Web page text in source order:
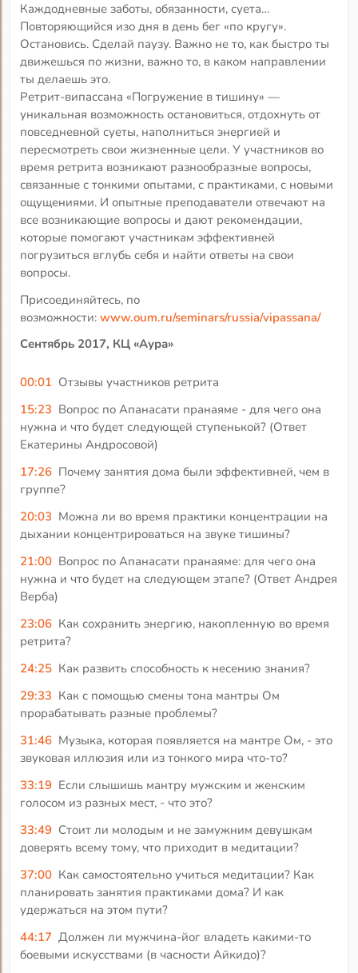
Каждодневные заботы, обязанности, суета…
Повторяющийся изо дня в день бег «по кругу».
Остановись. Сделай паузу. Важно не то, как быстро ты
движешься по жизни, важно то, в каком направлении
ты делаешь это.
Ретрит-випассана «Погружение в тишину» —
уникальная возможность остановиться, отдохнуть от
повседневной суеты, наполниться энергией и
пересмотреть свои жизненные цели. У участников во
время ретрита возникают разнообразные вопросы,
связанные с тонкими опытами, с практиками, с новыми
ощущениями. И опытные преподаватели отвечают на
все возникающие вопросы и дают рекомендации,
которые помогают участникам эффективней
погрузиться вглубь себя и найти ответы на свои
вопросы.
Присоединяйтесь, по
возможности:www.oum.ru/seminars/russia/vipassana/
Сентябрь 2017, КЦ «Аура»
00:01 Отзывы участников ретрита
15:23 Вопрос по Апанасати пранаяме - для чего она
нужна и что будет следующей ступенькой? (Ответ
Екатерины Андросовой)
17:26 Почему занятия дома были эффективней, чем в
группе?
20:03 Можна ли во время практики концентрации на
дыхании концентрироваться на звуке тишины?
21:00 Вопрос по Апанасати пранаяме: для чего она
нужна и что будет на следующем этапе? (Ответ Андрея
Верба)
23:06 Как сохранить энергию, накопленную во время
ретрита?
24:25 Как развить способность к несению знания?
29:33 Как с помощью смены тона мантры Ом
прорабатывать разные проблемы?
31:46 Музыка, которая появляется на мантре Ом, - это
звуковая иллюзия или из тонкого мира что-то?
33:19 Если слышишь мантру мужским и женским
голосом из разных мест, - что это?
33:49 Стоит ли молодым и не замужним девушкам
доверять всему тому, что приходит в медитации?
37:00 Как самостоятельно учиться медитации? Как
планировать занятия практиками дома? И как
удержаться на этом пути?
44:17 Должен ли мужчина-йог владеть какими-то
боевыми искусствами (в часности Айкидо)?